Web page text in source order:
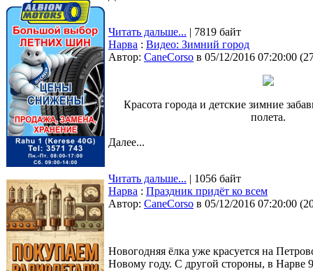
Читать дальше... | 7819 байт
Нарва : Видео: Зимний город
Автор: CaneCorso в 05/12/2016 07:20:00 (
Красота города и детские зимние
полета.
Далее...
Читать дальше... | 1056 байт
Нарва : Праздник придёт ко всем
Автор: CaneCorso в 05/12/2016 07:20:00 (
Новогодняя ёлка уже красуется на
Новому году. С другой стороны, в Нарве